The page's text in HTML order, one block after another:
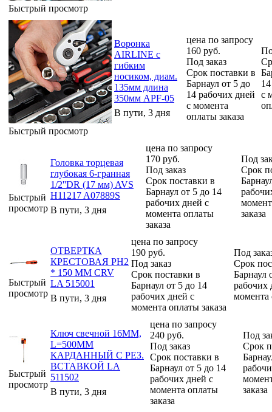
Быстрый просмотр
Быстрый просмотр
Воронка
AIRLINE с
гибким
носиком, диам.
135мм длина
350мм APF-05
В пути, 3 дня
цена по запросу
160 руб.
Под заказ
Срок поставки в
Барнаул от 5 до
14 рабочих дней
с момента
оплаты заказа
с
Быстрый
просмотр
Головка торцевая
глубокая 6-гранная
1/2''DR (17 мм) AVS
H11217 A07889S
В пути, 3 дня
цена по запросу
170 руб.
Под заказ
Срок поставки в
Барнаул от 5 до 14
рабочих дней с
момента оплаты
заказа
Под
Срок
заказа
Быстрый
просмотр
ОТВЕРТКА
КРЕСТОВАЯ PH2
* 150 ММ CRV
LA 515001
В пути, 3 дня
цена по запросу
190 руб.
Под заказ
Срок поставки в
Барнаул от 5 до 14
рабочих дней с
момента оплаты заказа
Под
Срок
Барнаул
рабочих
момента
Быстрый
просмотр
Ключ свечной 16ММ,
L=500MM
КАРДАННЫЙ С РЕЗ.
ВСТАВКОЙ LA
511502
В пути, 3 дня
цена по запросу
240 руб.
Под заказ
Срок поставки в
Барнаул от 5 до 14
рабочих дней с
момента оплаты
заказа
Под
Срок
заказа